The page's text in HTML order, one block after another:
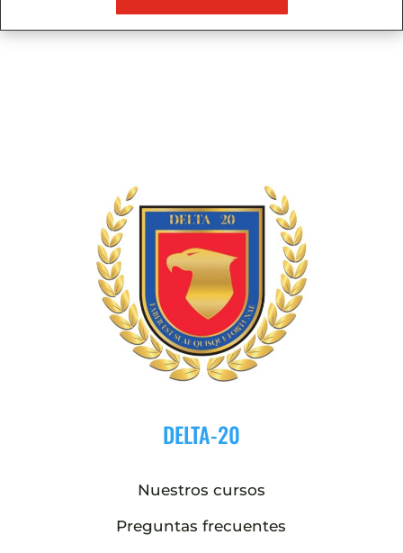
DELTA-20
Nuestros cursos
Preguntas frecuentes